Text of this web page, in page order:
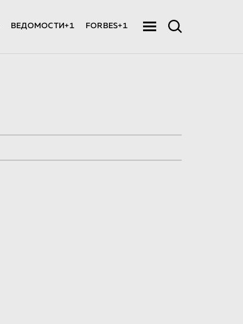
ВЕДОМОСТИ+1 FORBES+1